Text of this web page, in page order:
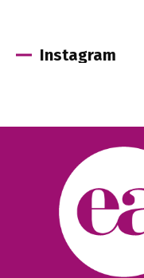
Instagram